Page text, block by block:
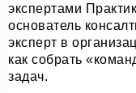
экспертами
основатель
эксперт в
как собрать
задач.